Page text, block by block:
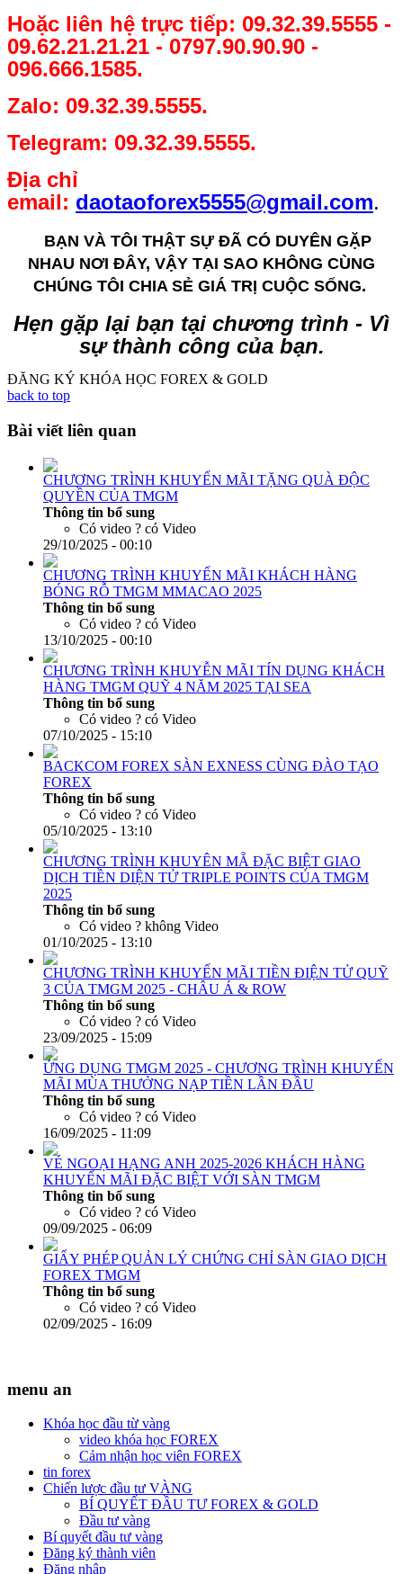
Hoặc liên hệ trực tiếp: 09.32.39.5555 -
09.62.21.21.21 - 0797.90.90.90 -
096.666.1585.
Zalo: 09.32.39.5555.
Telegram: 09.32.39.5555.
Địa chỉ
email: daotaoforex5555@gmail.com.
BẠN VÀ TÔI THẬT SỰ ĐÃ CÓ DUYÊN GẶP
NHAU NƠI ĐÂY, VẬY TẠI SAO KHÔNG CÙNG
CHÚNG TÔI CHIA SẺ GIÁ TRỊ CUỘC SỐNG.
Hẹn gặp lại bạn tại chương trình - Vì
sự thành công của bạn.
ĐĂNG KÝ KHÓA HỌC FOREX & GOLD
back to top
Bài viết liên quan
CHƯƠNG TRÌNH KHUYẾN MÃI TẶNG QUÀ ĐỘC
QUYỀN CỦA TMGM
Thông tin bổ sung
Có video ? có Video
29/10/2025 - 00:10
CHƯƠNG TRÌNH KHUYẾN MÃI KHÁCH HÀNG
BÓNG RỖ TMGM MMACAO 2025
Thông tin bổ sung
Có video ? có Video
13/10/2025 - 00:10
CHƯƠNG TRÌNH KHUYỄN MÃI TÍN DỤNG KHÁCH
HÀNG TMGM QUỸ 4 NĂM 2025 TẠI SEA
Thông tin bổ sung
Có video ? có Video
07/10/2025 - 15:10
BACKCOM FOREX SÀN EXNESS CÙNG ĐÀO TẠO
FOREX
Thông tin bổ sung
Có video ? có Video
05/10/2025 - 13:10
CHƯƠNG TRÌNH KHUYÊN MẴ ĐẶC BIỆT GIAO
DỊCH TIỀN DIỆN TỬ TRIPLE POINTS CỦA TMGM
2025
Thông tin bổ sung
Có video ? không Video
01/10/2025 - 13:10
CHƯƠNG TRÌNH KHUYẾN MÃI TIỀN ĐIỆN TỬ QUỸ
3 CỦA TMGM 2025 - CHÂU Á & ROW
Thông tin bổ sung
Có video ? có Video
23/09/2025 - 15:09
ỨNG DỤNG TMGM 2025 - CHƯƠNG TRÌNH KHUYẾN
MÃI MÙA THƯỞNG NẠP TIỀN LẦN ĐẦU
Thông tin bổ sung
Có video ? có Video
16/09/2025 - 11:09
VÉ NGOẠI HẠNG ANH 2025-2026 KHÁCH HÀNG
KHUYẾN MÃI ĐẶC BIỆT VỚI SÀN TMGM
Thông tin bổ sung
Có video ? có Video
09/09/2025 - 06:09
GIẤY PHÉP QUẢN LÝ CHỨNG CHỈ SÀN GIAO DỊCH
FOREX TMGM
Thông tin bổ sung
Có video ? có Video
02/09/2025 - 16:09
menu an
Khóa học đầu từ vàng
video khóa học FOREX
Cảm nhận học viên FOREX
tin forex
Chiến lược đầu tư VÀNG
BÍ QUYẾT ĐẦU TƯ FOREX & GOLD
Đầu tư vàng
Bí quyết đầu tư vàng
Đăng ký thành viên
Đăng nhập